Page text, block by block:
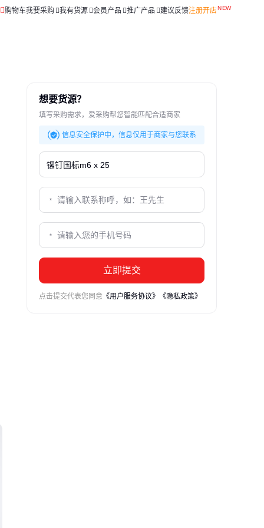
购物车我要采购 我有货源 会员产品 推广产品 建议反馈注册开店
想要货源？
填写采购需求，爱采购帮您智能匹配合适商家
信息安全保护中，信息仅用于商家与您联系
立即提交
点击提交代表您同意 《用户服务协议》 《隐私政策》